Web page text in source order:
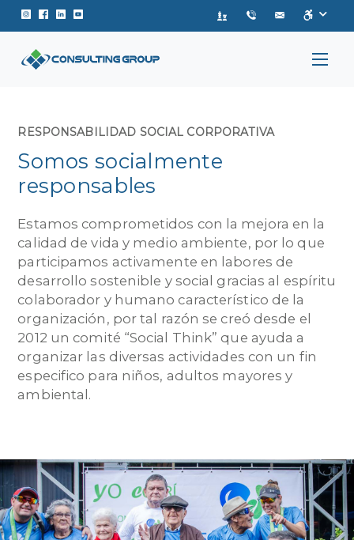
Instagram de Consulting Group
Facebook de Consulting Group
Linkedin de Consulting Group
Youtube de Consulting Group
RESPONSABILIDAD SOCIAL CORPORATIVA
Somos socialmente
responsables
Estamos comprometidos con la mejora en la
calidad de vida y medio ambiente, por lo que
participamos activamente en labores de
desarrollo sostenible y social gracias al espíritu
colaborador y humano característico de la
organización, por tal razón se creó desde el
2012 un comité “Social Think” que ayuda a
organizar las diversas actividades con un fin
especifico para niños, adultos mayores y
ambiental.